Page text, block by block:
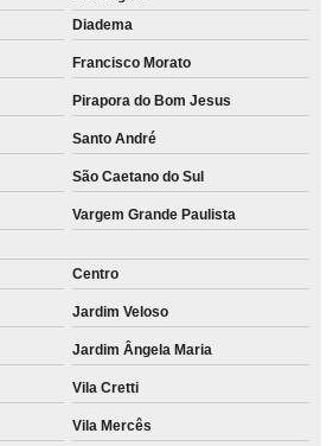
Diadema
Francisco Morato
Pirapora do Bom Jesus
Santo André
São Caetano do Sul
Vargem Grande Paulista
Centro
Jardim Veloso
Jardim Ângela Maria
Vila Cretti
Vila Mercês